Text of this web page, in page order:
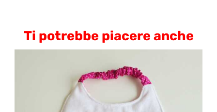
Ti potrebbe piacere anche